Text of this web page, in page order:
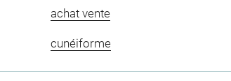
achat vente
cunéiforme